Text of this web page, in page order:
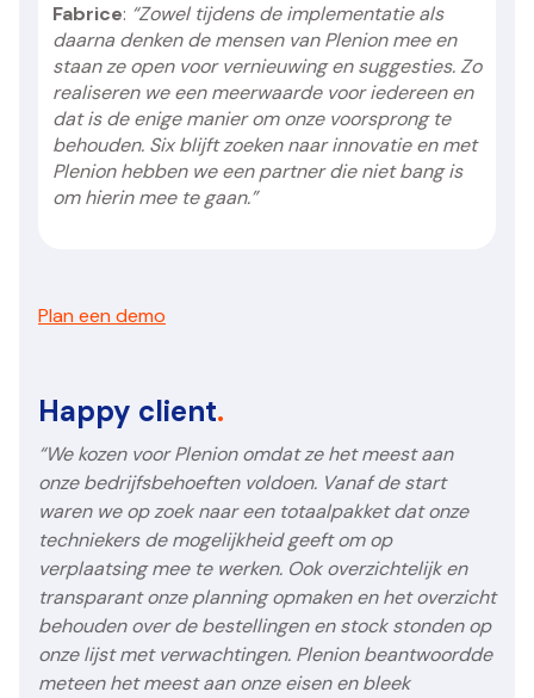
Fabrice: “Zowel tijdens de implementatie als
daarna denken de mensen van Plenion mee en
staan ze open voor vernieuwing en suggesties. Zo
realiseren we een meerwaarde voor iedereen en
dat is de enige manier om onze voorsprong te
behouden. Six blijft zoeken naar innovatie en met
Plenion hebben we een partner die niet bang is
om hierin mee te gaan.”
Plan een demo
Happy client.
“We kozen voor Plenion omdat ze het meest aan
onze bedrijfsbehoeften voldoen. Vanaf de start
waren we op zoek naar een totaalpakket dat onze
techniekers de mogelijkheid geeft om op
verplaatsing mee te werken. Ook overzichtelijk en
transparant onze planning opmaken en het overzicht
behouden over de bestellingen en stock stonden op
onze lijst met verwachtingen. Plenion beantwoordde
meteen het meest aan onze eisen en bleek